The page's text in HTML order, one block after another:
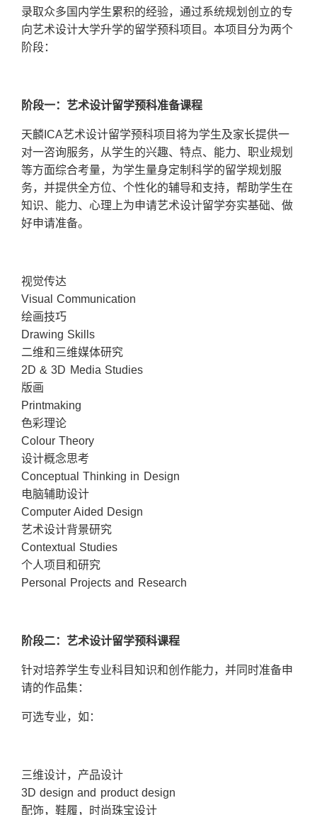
录取众多国内学生累积的经验，通过系统规划创立的专
向艺术设计大学升学的留学预科项目。本项目分为两个
阶段：
阶段一：艺术设计留学预科准备课程
天麟ICA艺术设计留学预科项目将为学生及家长提供一
对一咨询服务，从学生的兴趣、特点、能力、职业规划
等方面综合考量，为学生量身定制科学的留学规划服
务，并提供全方位、个性化的辅导和支持，帮助学生在
知识、能力、心理上为申请艺术设计留学夯实基础、做
好申请准备。
视觉传达
Visual Communication
绘画技巧
Drawing Skills
二维和三维媒体研究
2D & 3D Media Studies
版画
Printmaking
色彩理论
Colour Theory
设计概念思考
Conceptual Thinking in Design
电脑辅助设计
Computer Aided Design
艺术设计背景研究
Contextual Studies
个人项目和研究
Personal Projects and Research
阶段二：艺术设计留学预科课程
针对培养学生专业科目知识和创作能力，并同时准备申
请的作品集：
可选专业，如：
三维设计，产品设计
3D design and product design
配饰，鞋履，时尚珠宝设计